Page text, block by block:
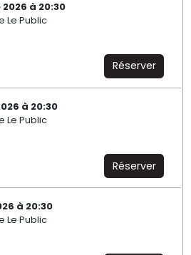
à 20:30
Le Public
Réserver
à 20:30
Le Public
Réserver
à 20:30
Le Public